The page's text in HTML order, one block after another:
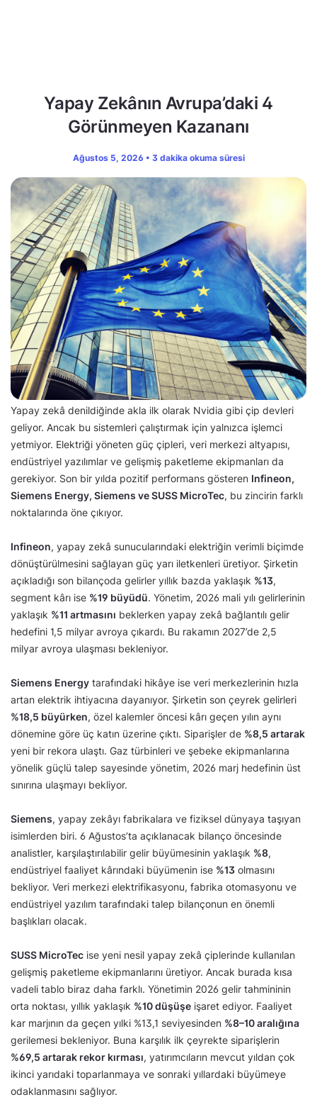
Yapay Zekânın Avrupa’daki 4
Görünmeyen Kazananı
Ağustos 5, 2026 • 3 dakika okuma süresi
Yapay zekâ denildiğinde akla ilk olarak Nvidia gibi çip devleri
geliyor. Ancak bu sistemleri çalıştırmak için yalnızca işlemci
yetmiyor. Elektriği yöneten güç çipleri, veri merkezi altyapısı,
endüstriyel yazılımlar ve gelişmiş paketleme ekipmanları da
gerekiyor. Son bir yılda pozitif performans gösteren Infineon,
Siemens Energy, Siemens ve SUSS MicroTec, bu zincirin farklı
noktalarında öne çıkıyor.
Infineon, yapay zekâ sunucularındaki elektriğin verimli biçimde
dönüştürülmesini sağlayan güç yarı iletkenleri üretiyor. Şirketin
açıkladığı son bilançoda gelirler yıllık bazda yaklaşık %13,
segment kârı ise %19 büyüdü. Yönetim, 2026 mali yılı gelirlerinin
yaklaşık %11 artmasını beklerken yapay zekâ bağlantılı gelir
hedefini 1,5 milyar avroya çıkardı. Bu rakamın 2027’de 2,5
milyar avroya ulaşması bekleniyor.
Siemens Energy tarafındaki hikâye ise veri merkezlerinin hızla
artan elektrik ihtiyacına dayanıyor. Şirketin son çeyrek gelirleri
%18,5 büyürken, özel kalemler öncesi kârı geçen yılın aynı
dönemine göre üç katın üzerine çıktı. Siparişler de %8,5 artarak
yeni bir rekora ulaştı. Gaz türbinleri ve şebeke ekipmanlarına
yönelik güçlü talep sayesinde yönetim, 2026 marj hedefinin üst
sınırına ulaşmayı bekliyor.
Siemens, yapay zekâyı fabrikalara ve fiziksel dünyaya taşıyan
isimlerden biri. 6 Ağustos’ta açıklanacak bilanço öncesinde
analistler, karşılaştırılabilir gelir büyümesinin yaklaşık %8,
endüstriyel faaliyet kârındaki büyümenin ise %13 olmasını
bekliyor. Veri merkezi elektrifikasyonu, fabrika otomasyonu ve
endüstriyel yazılım tarafındaki talep bilançonun en önemli
başlıkları olacak.
SUSS MicroTec ise yeni nesil yapay zekâ çiplerinde kullanılan
gelişmiş paketleme ekipmanlarını üretiyor. Ancak burada kısa
vadeli tablo biraz daha farklı. Yönetimin 2026 gelir tahmininin
orta noktası, yıllık yaklaşık %10 düşüşe işaret ediyor. Faaliyet
kar marjının da geçen yılki %13,1 seviyesinden %8–10 aralığına
gerilemesi bekleniyor. Buna karşılık ilk çeyrekte siparişlerin
%69,5 artarak rekor kırması, yatırımcıların mevcut yıldan çok
ikinci yarıdaki toparlanmaya ve sonraki yıllardaki büyümeye
odaklanmasını sağlıyor.